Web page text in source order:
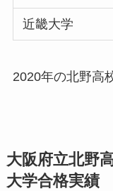
近畿大学
2020年の北野高
大阪府立北野
大学合格実績